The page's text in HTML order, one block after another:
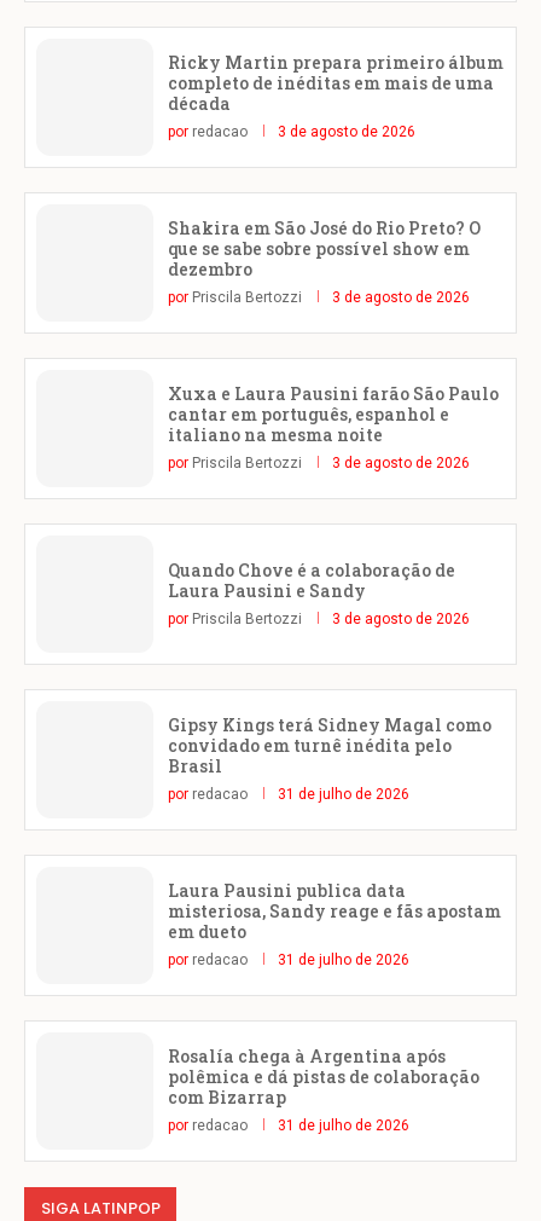
Ricky Martin prepara primeiro álbum
completo de inéditas em mais de uma
década
por redacao 3 de agosto de 2026
Shakira em São José do Rio Preto? O
que se sabe sobre possível show em
dezembro
por Priscila Bertozzi 3 de agosto de 2026
Xuxa e Laura Pausini farão São Paulo
cantar em português, espanhol e
italiano na mesma noite
por Priscila Bertozzi 3 de agosto de 2026
Quando Chove é a colaboração de
Laura Pausini e Sandy
por Priscila Bertozzi 3 de agosto de 2026
Gipsy Kings terá Sidney Magal como
convidado em turnê inédita pelo
Brasil
por redacao 31 de julho de 2026
Laura Pausini publica data
misteriosa, Sandy reage e fãs apostam
em dueto
por redacao 31 de julho de 2026
Rosalía chega à Argentina após
polêmica e dá pistas de colaboração
com Bizarrap
por redacao 31 de julho de 2026
SIGA LATINPOP